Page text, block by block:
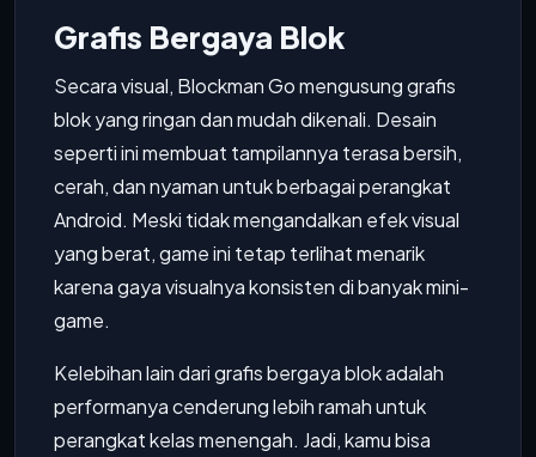
Grafis Bergaya Blok
Secara visual, Blockman Go mengusung grafis
blok yang ringan dan mudah dikenali. Desain
seperti ini membuat tampilannya terasa bersih,
cerah, dan nyaman untuk berbagai perangkat
Android. Meski tidak mengandalkan efek visual
yang berat, game ini tetap terlihat menarik
karena gaya visualnya konsisten di banyak mini-
game.
Kelebihan lain dari grafis bergaya blok adalah
performanya cenderung lebih ramah untuk
perangkat kelas menengah. Jadi, kamu bisa